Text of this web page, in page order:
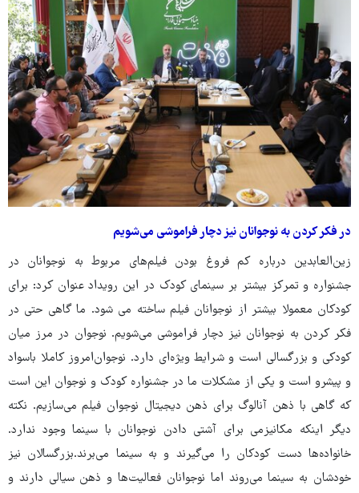
در فکر کردن به نوجوانان نیز دچار فراموشی می‌شویم
زین‌العابدین درباره کم فروغ بودن فیلم‌های مربوط به نوجوانان در
جشنواره و تمرکز بیشتر بر سینمای کودک در این رویداد عنوان کرد: برای
کودکان معمولا بیشتر از نوجوانان فیلم ساخته می شود. ما گاهی حتی در
فکر کردن به نوجوانان نیز دچار فراموشی می‌شویم.‌ نوجوان در مرز میان
کودکی و بزرگسالی است و شرایط ویژه‌ای دارد. نوجوان‌امروز کاملا باسواد
و پیشرو است و یکی از مشکلات ما در جشنواره کودک و نوجوان این است
که گاهی با ذهن آنالوگ برای ذهن دیجیتال نوجوان فیلم‌ می‌سازیم. نکته
دیگر اینکه مکانیزمی برای آشتی دادن نوجوانان با سینما وجود ندارد.
خانواده‌ها دست کودکان را می‌گیرند و به سینما می‌برند.‌بزرگسالان نیز
خودشان به سینما می‌روند اما نوجوانان فعالیت‌ها و ذهن سیالی دارند و